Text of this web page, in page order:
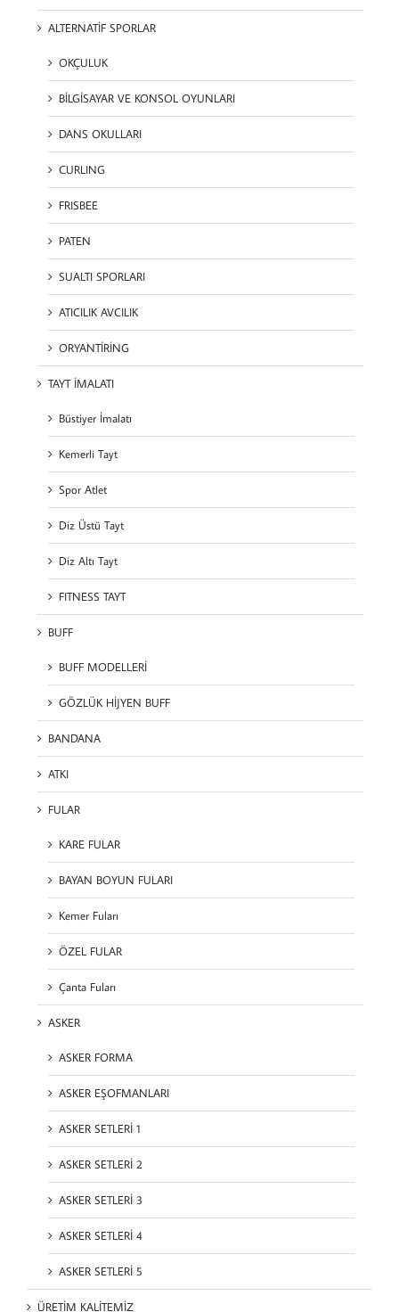
ALTERNATİF SPORLAR
OKÇULUK
BİLGİSAYAR VE KONSOL OYUNLARI
DANS OKULLARI
CURLING
FRISBEE
PATEN
SUALTI SPORLARI
ATICILIK AVCILIK
ORYANTİRİNG
TAYT İMALATI
Büstiyer İmalatı
Kemerli Tayt
Spor Atlet
Diz Üstü Tayt
Diz Altı Tayt
FITNESS TAYT
BUFF
BUFF MODELLERİ
GÖZLÜK HİJYEN BUFF
BANDANA
ATKI
FULAR
KARE FULAR
BAYAN BOYUN FULARI
Kemer Fuları
ÖZEL FULAR
Çanta Fuları
ASKER
ASKER FORMA
ASKER EŞOFMANLARI
ASKER SETLERİ 1
ASKER SETLERİ 2
ASKER SETLERİ 3
ASKER SETLERİ 4
ASKER SETLERİ 5
ÜRETİM KALİTEMİZ